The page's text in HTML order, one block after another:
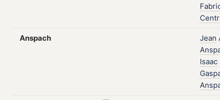
Anspach Jean
Isaac